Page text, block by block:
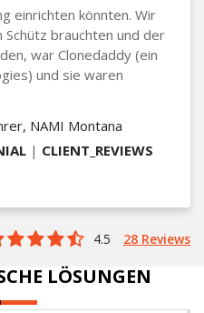
einrichten könnten. Wir
brauchten und der
war Clonedaddy (ein
und sie waren
NAMI Montana
| CLIENT_REVIEWS
4.5 28 Reviews
LÖSUNGEN